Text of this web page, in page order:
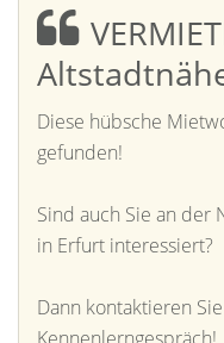
Diese hübsche
gefunden!
Sind auch Sie an der
in Erfurt interessiert?
Dann kontaktieren